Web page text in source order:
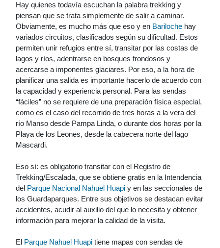
Hay quienes todavía escuchan la palabra trekking y
piensan que se trata simplemente de salir a caminar.
Obviamente, es mucho más que eso y en Bariloche hay
variados circuitos, clasificados según su dificultad. Estos
permiten unir refugios entre sí, transitar por las costas de
lagos y ríos, adentrarse en bosques frondosos y
acercarse a imponentes glaciares. Por eso, a la hora de
planificar una salida es importante hacerlo de acuerdo con
la capacidad y experiencia personal. Para las sendas
“fáciles” no se requiere de una preparación física especial,
como es el caso del recorrido de tres horas a la vera del
río Manso desde Pampa Linda, o durante dos horas por la
Playa de los Leones, desde la cabecera norte del lago
Mascardi.
Eso sí: es obligatorio transitar con el Registro de
Trekking/Escalada, que se obtiene gratis en la Intendencia
del Parque Nacional Nahuel Huapi y en las seccionales de
los Guardaparques. Entre sus objetivos se destacan evitar
accidentes, acudir al auxilio del que lo necesita y obtener
información para mejorar la calidad de la visita.
El Parque Nahuel Huapi tiene mapas con sendas de